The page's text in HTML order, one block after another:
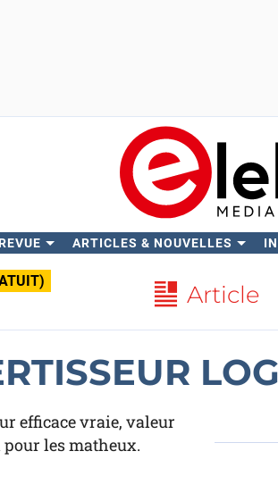
REVUE ARTICLES & NOUVELLES
Article
efficace vraie, valeur
pour les matheux.